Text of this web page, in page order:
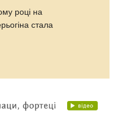
році на
стала